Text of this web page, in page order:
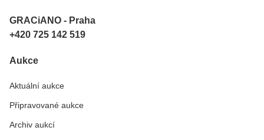
GRACiANO - Praha
+420 725 142 519
Aukce
Aktuální aukce
Připravované aukce
Archiv aukcí